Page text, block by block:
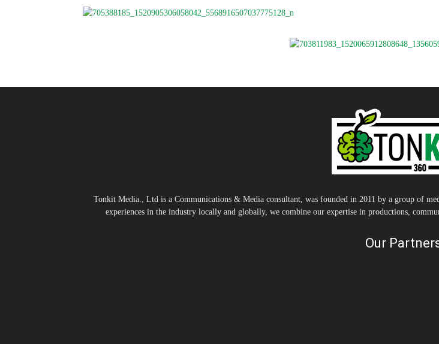
Tonkit Media., Ltd is a Communications & Media consultant, was founded in 2011 by a group of
experiences in the industry locally and globally, we combine our expertise in productions,
Our